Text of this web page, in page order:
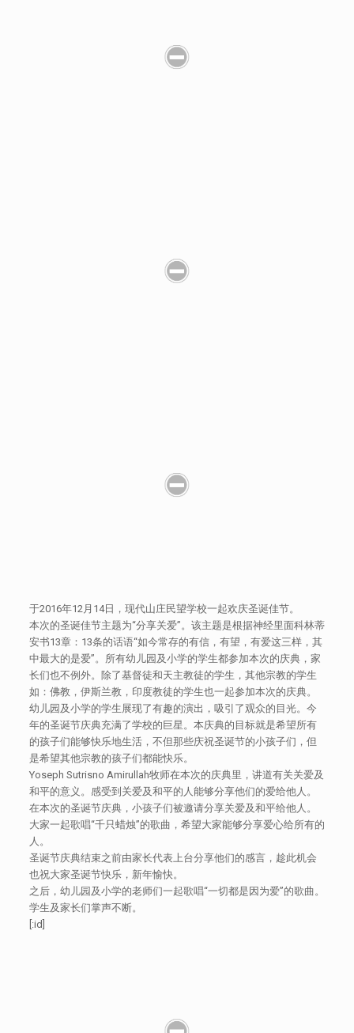
于2016年12月14日，现代山庄民望学校一起欢庆圣诞佳节。
本次的圣诞佳节主题为“分享关爱”。该主题是根据神经里面科林蒂
安书13章：13条的话语“如今常存的有信，有望，有爱这三样，其
中最大的是爱”。所有幼儿园及小学的学生都参加本次的庆典，家
长们也不例外。除了基督徒和天主教徒的学生，其他宗教的学生
如：佛教，伊斯兰教，印度教徒的学生也一起参加本次的庆典。
幼儿园及小学的学生展现了有趣的演出，吸引了观众的目光。今
年的圣诞节庆典充满了学校的巨星。本庆典的目标就是希望所有
的孩子们能够快乐地生活，不但那些庆祝圣诞节的小孩子们，但
是希望其他宗教的孩子们都能快乐。
Yoseph Sutrisno Amirullah牧师在本次的庆典里，讲道有关关爱及
和平的意义。感受到关爱及和平的人能够分享他们的爱给他人。
在本次的圣诞节庆典，小孩子们被邀请分享关爱及和平给他人。
大家一起歌唱“千只蜡烛”的歌曲，希望大家能够分享爱心给所有的
人。
圣诞节庆典结束之前由家长代表上台分享他们的感言，趁此机会
也祝大家圣诞节快乐，新年愉快。
之后，幼儿园及小学的老师们一起歌唱“一切都是因为爱”的歌曲。
学生及家长们掌声不断。
[:id]